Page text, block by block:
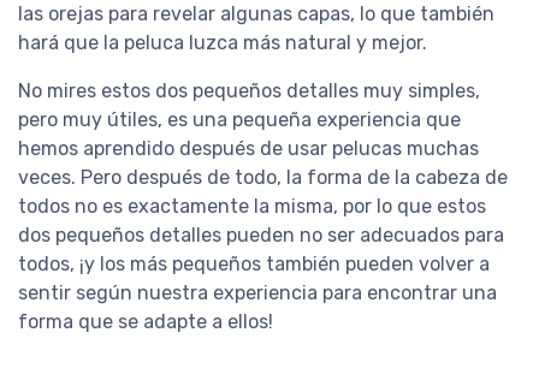
las orejas para revelar algunas capas, lo que también
hará que la peluca luzca más natural y mejor.
No mires estos dos pequeños detalles muy simples,
pero muy útiles, es una pequeña experiencia que
hemos aprendido después de usar pelucas muchas
veces. Pero después de todo, la forma de la cabeza de
todos no es exactamente la misma, por lo que estos
dos pequeños detalles pueden no ser adecuados para
todos, ¡y los más pequeños también pueden volver a
sentir según nuestra experiencia para encontrar una
forma que se adapte a ellos!